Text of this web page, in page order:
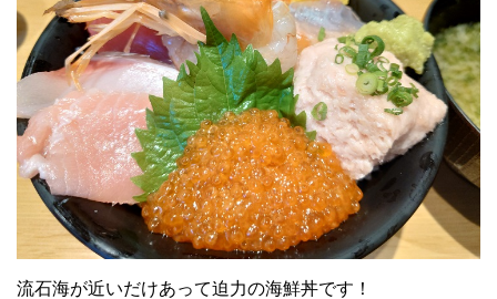
流石海が近いだけあって迫力の海鮮丼です！